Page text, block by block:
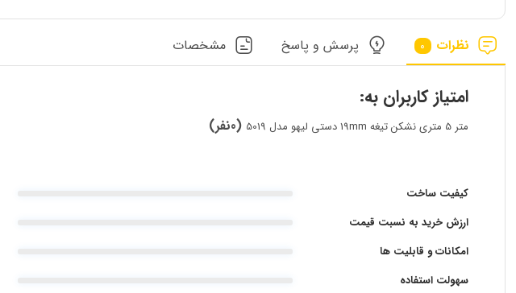
نظرات 0 پرسش و پاسخ مشخصات
امتیاز کاربران به:
متر 5 متری نشکن تیغه 19mm دستی لیهو مدل 5019 (0نفر)
کیفیت ساخت
ارزش خرید به نسبت قیمت
امکانات و قابلیت ها
سهولت استفاده